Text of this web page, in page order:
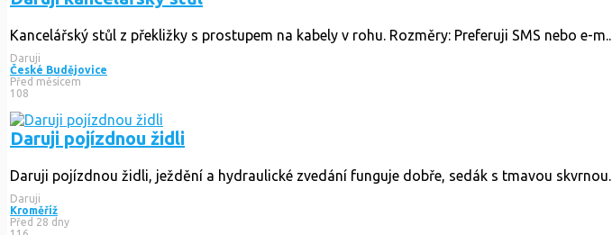
Kancelářský stůl z překližky s prostupem na kabely v rohu. Rozměry: Preferuji SMS nebo e-m...
Daruji
České Budějovice
Před měsícem
108
Daruji pojízdnou židli
Daruji pojízdnou židli, ježdění a hydraulické zvedání funguje dobře, sedák s tmavou skvrnou....
Daruji
Kroměříž
Před 28 dny